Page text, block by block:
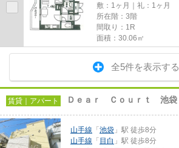
敷：1ヶ月｜礼：1ヶ月
所在階：3階
間取り：1R
面積：30.06㎡
全5件を表示する
賃貸｜アパート Ｄｅａｒ Ｃｏｕｒｔ 池袋
山手線 「 池袋 」駅 徒歩8分
山手線 「 目白 」駅 徒歩8分